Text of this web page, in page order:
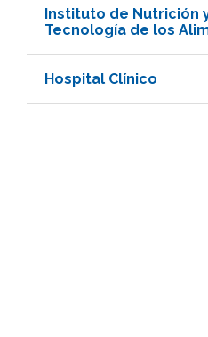
Instituto de Nutrición
Tecnología de los
Hospital Clínico